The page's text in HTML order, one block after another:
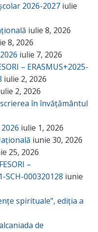
2026-2027 iulie
iulie 8, 2026
8, 2026
iulie 7, 2026
– ERASMUS+2025-
iulie 2, 2026
2, 2026
în învățământul
iulie 1, 2026
iunie 30, 2026
25, 2026
–
SCH-000320128 iunie
spirituale”, ediția a
de